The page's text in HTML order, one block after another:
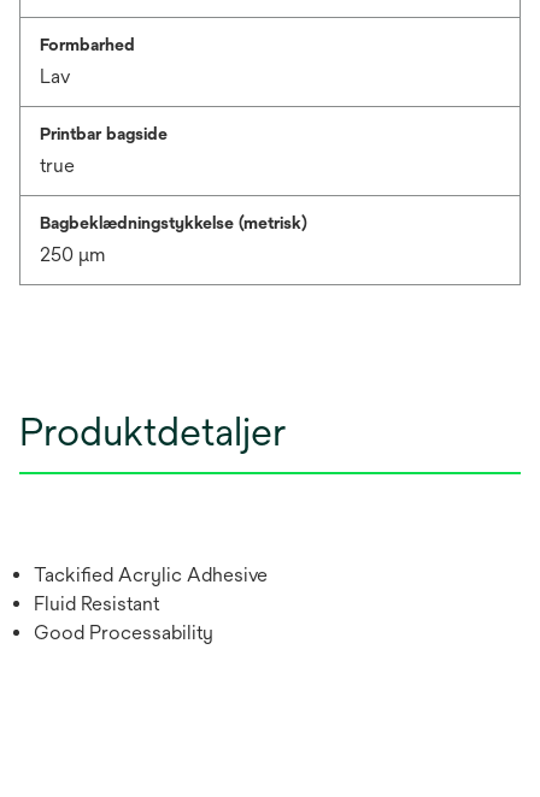
Formbarhed
Lav
Printbar bagside
true
Bagbeklædningstykkelse (metrisk)
250 μm
Produktdetaljer
Tackified Acrylic Adhesive
Fluid Resistant
Good Processability